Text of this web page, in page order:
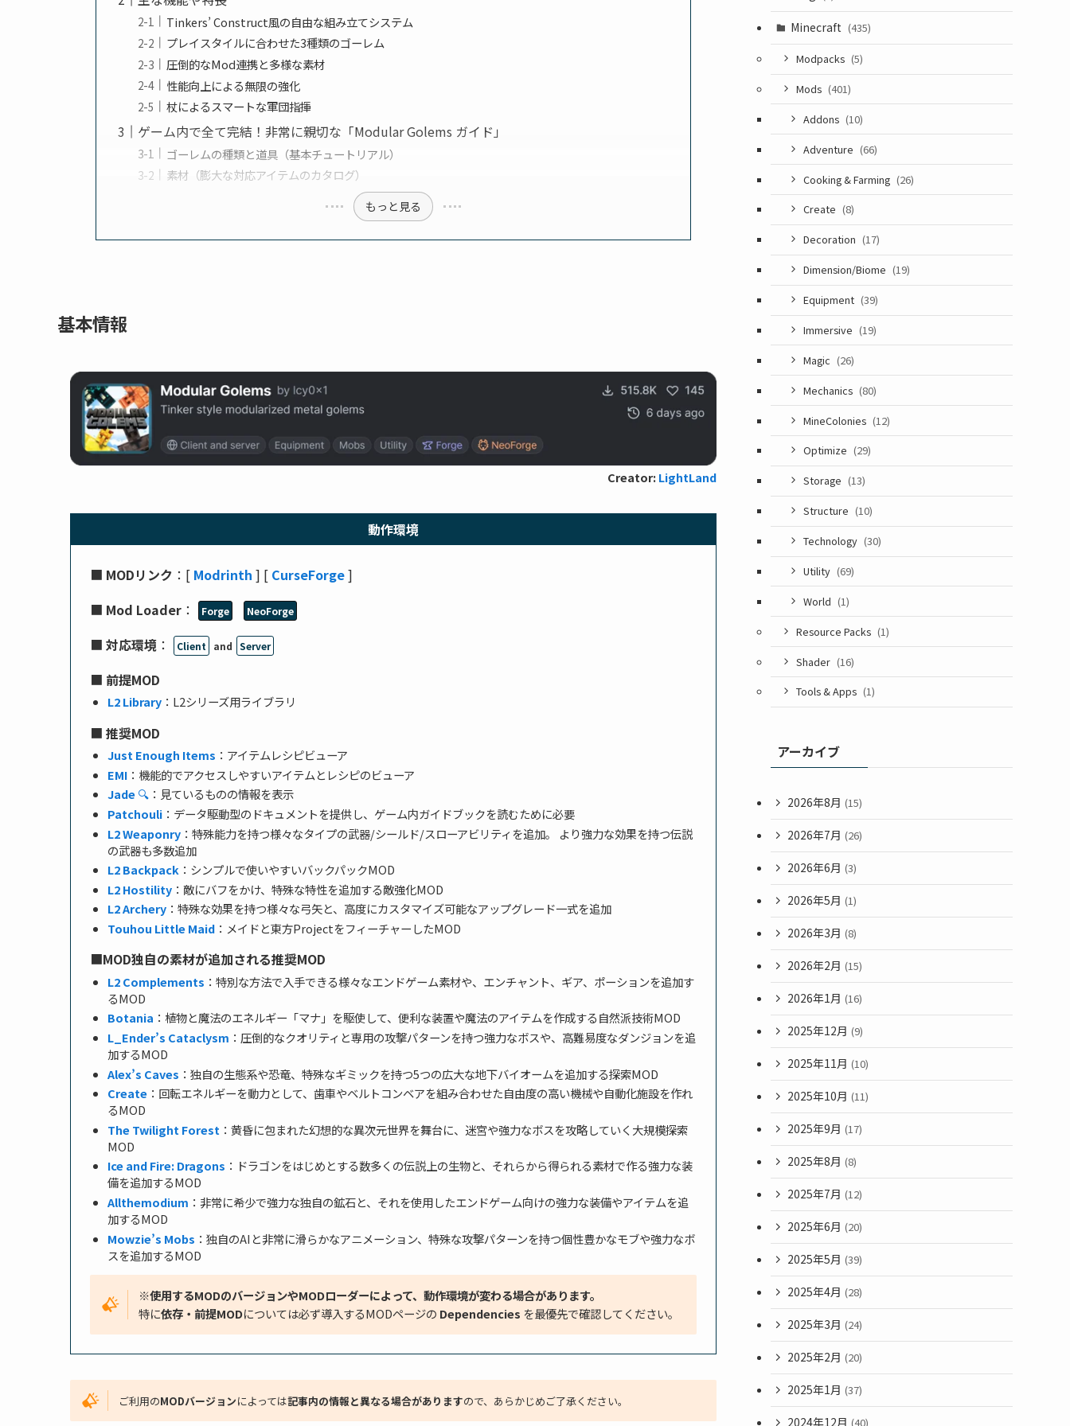
Tinkers’ Construct風の自由な組み立てシステム
プレイスタイルに合わせた3種類のゴーレム
圧倒的なMod連携と多様な素材
性能向上による無限の強化
杖によるスマートな軍団指揮
ゲーム内で全て完結！非常に親切な「Modular Golems ガイド」
ゴーレムの種類と道具（基本チュートリアル）
素材（膨大な対応アイテムのカタログ）
もっと見る
基本情報
Creator:LightLand
動作環境
■ MODリンク ：[ Modrinth ] [ CurseForge]
■ Mod Loader ： Forge NeoForge
■ 対応環境 ： Client and Server
■ 前提MOD
L2 Library：L2シリーズ用ライブラリ
■ 推奨MOD
Just Enough Items ：アイテムレシピビューア
EMI：機能的でアクセスしやすいアイテムとレシピのビューア
Jade🔍：見ているものの情報を表示
Patchouli：データ駆動型のドキュメントを提供し、ゲーム内ガイドブックを読むために必要
L2 Weaponry：特殊能力を持つ様々なタイプの武器/シールド/スローアビリティを追加。 より強力な効果を持つ伝説
の武器も多数追加
L2 Backpack ：シンプルで使いやすいバックパックMOD
L2 Hostility：敵にバフをかけ、特殊な特性を追加する敵強化MOD
L2 Archery：特殊な効果を持つ様々な弓矢と、高度にカスタマイズ可能なアップグレード一式を追加
Touhou Little Maid：メイドと東方ProjectをフィーチャーしたMOD
■MOD独自の素材が追加される推奨MOD
L2 Complements ：特別な方法で入手できる様々なエンドゲーム素材や、エンチャント、ギア、ポーションを追加す
るMOD
Botania ：植物と魔法のエネルギー「マナ」を駆使して、便利な装置や魔法のアイテムを作成する自然派技術MOD
L_Ender’s Cataclysm ：圧倒的なクオリティと専用の攻撃パターンを持つ強力なボスや、高難易度なダンジョンを追
加するMOD
Alex’s Caves ：独自の生態系や恐竜、特殊なギミックを持つ5つの広大な地下バイオームを追加する探索MOD
Create：回転エネルギーを動力として、歯車やベルトコンベアを組み合わせた自由度の高い機械や自動化施設を作れ
るMOD
The Twilight Forest ：黄昏に包まれた幻想的な異次元世界を舞台に、迷宮や強力なボスを攻略していく大規模探索
MOD
Ice and Fire: Dragons ：ドラゴンをはじめとする数多くの伝説上の生物と、それらから得られる素材で作る強力な装
備を追加するMOD
Allthemodium ：非常に希少で強力な独自の鉱石と、それを使用したエンドゲーム向けの強力な装備やアイテムを追
加するMOD
Mowzie’s Mobs ：独自のAIと非常に滑らかなアニメーション、特殊な攻撃パターンを持つ個性豊かなモブや強力なボ
スを追加するMOD
※使用するMODのバージョンやMODローダーによって、動作環境が変わる場合があります。
特に依存・前提MODについては必ず導入するMODページの Dependencies を最優先で確認してください。
ご利用のMODバージョンによっては記事内の情報と異なる場合がありますので、あらかじめご了承ください。
Minecraft (435)
Modpacks (5)
Mods (401)
Addons (10)
Adventure (66)
Cooking & Farming (26)
Create (8)
Decoration (17)
Dimension/Biome (19)
Equipment (39)
Immersive (19)
Magic (26)
Mechanics (80)
MineColonies (12)
Optimize (29)
Storage (13)
Structure (10)
Technology (30)
Utility (69)
World (1)
Resource Packs (1)
Shader (16)
Tools & Apps (1)
アーカイブ
2026年8月 (15)
2026年7月 (26)
2026年6月 (3)
2026年5月 (1)
2026年3月 (8)
2026年2月 (15)
2026年1月 (16)
2025年12月 (9)
2025年11月 (10)
2025年10月 (11)
2025年9月 (17)
2025年8月 (8)
2025年7月 (12)
2025年6月 (20)
2025年5月 (39)
2025年4月 (28)
2025年3月 (24)
2025年2月 (20)
2025年1月 (37)
2024年12月 (40)